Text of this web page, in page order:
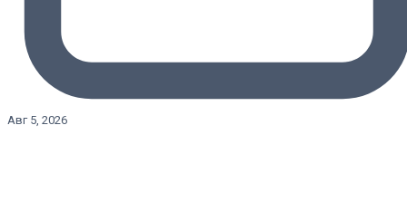
Авг 5, 2026